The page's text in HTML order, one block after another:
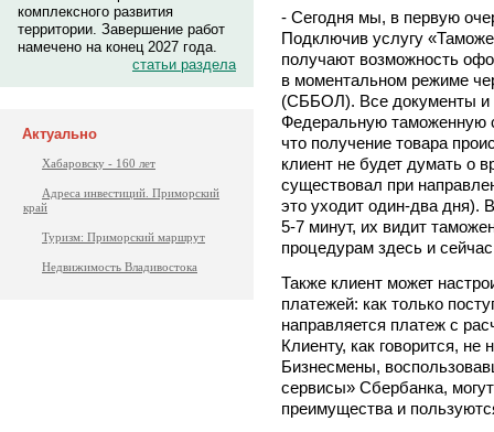
комплексного развития
территории. Завершение работ
намечено на конец 2027 года.
статьи раздела
Актуально
Хабаровску - 160 лет
Адреса инвестиций. Приморский
край
Туризм: Приморский маршрут
Недвижимость Владивостока
- Сегодня мы, в первую
Подключив услугу
получают возможность
в моментальном режиме
(СББОЛ). Все документы и
Федеральную таможенную
что получение товара
клиент не будет думать о
существовал при
это уходит один-два дня).
5-7 минут, их видит
процедурам здесь и
Также клиент может
платежей: как только
направляется платеж с
Клиенту, как говорится,
Бизнесмены,
сервисы» Сбербанка,
преимущества и